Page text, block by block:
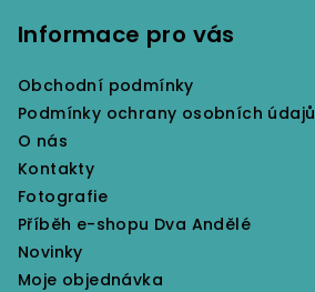
í
k
y
Informace pro vás
Obchodní podmínky
Podmínky ochrany osobních údajů
O nás
Kontakty
Fotografie
Příběh e-shopu Dva Andělé
Novinky
Moje objednávka